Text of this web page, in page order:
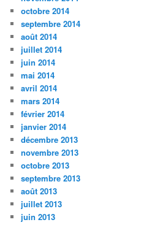
octobre 2014
septembre 2014
août 2014
juillet 2014
juin 2014
mai 2014
avril 2014
mars 2014
février 2014
janvier 2014
décembre 2013
novembre 2013
octobre 2013
septembre 2013
août 2013
juillet 2013
juin 2013